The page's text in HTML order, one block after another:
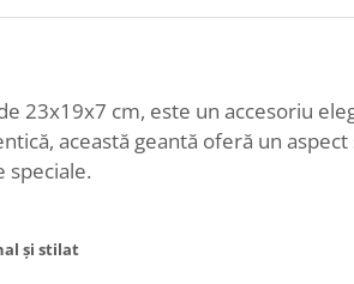
23x19x7 cm, este un accesoriu
această geantă oferă un
speciale.
și stilat